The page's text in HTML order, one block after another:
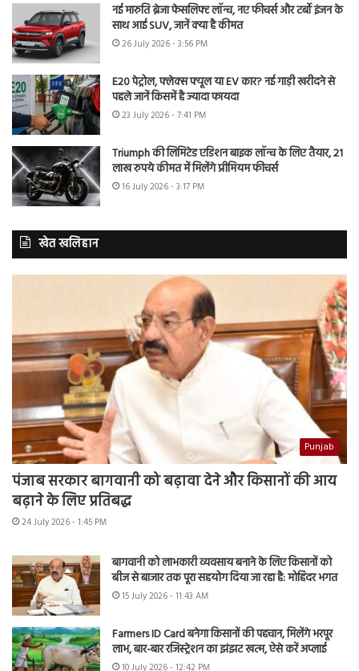
नई मारुति ब्रेजा फेसलिफ्ट लॉन्च, नए फीचर्स और टर्बो इंजन के
साथ आई SUV, जानें क्या है कीमत
26 July 2026 - 3:56 PM
E20 पेट्रोल, फ्लेक्स फ्यूल या EV कार? नई गाड़ी खरीदने से
पहले जानें किसमें है ज्यादा फायदा
23 July 2026 - 7:41 PM
Triumph की लिमिटेड एडिशन बाइक लॉन्च के लिए तैयार, 21
लाख रुपये कीमत में मिलेंगे प्रीमियम फीचर्स
16 July 2026 - 3:17 PM
खेत खलिहान
Punjab
पंजाब सरकार बागवानी को बढ़ावा देने और किसानों की आय
बढ़ाने के लिए प्रतिबद्ध
24 July 2026 - 1:45 PM
बागवानी को लाभकारी व्यवसाय बनाने के लिए किसानों को
बीज से बाजार तक पूरा सहयोग दिया जा रहा है: मोहिंदर भगत
15 July 2026 - 11:43 AM
Farmers ID Card बनेगा किसानों की पहचान, मिलेंगे भरपूर
लाभ, बार-बार रजिस्ट्रेशन का झंझट खत्म, ऐसे करें अप्लाई
10 July 2026 - 12:42 PM